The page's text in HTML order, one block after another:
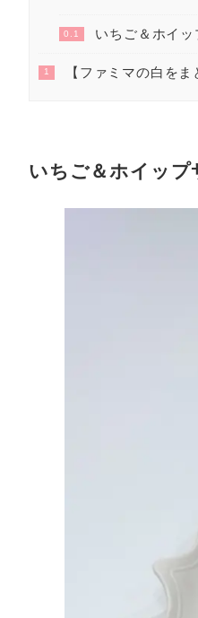
0.1 いちご＆ホイッ
1 【ファミマの白を
いちご＆ホイップ